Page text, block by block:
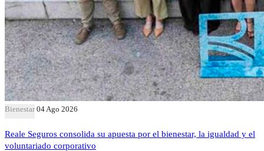
Bienestar 04 Ago 2026
Reale Seguros consolida su apuesta por el bienestar, la igualdad y el
voluntariado corporativo